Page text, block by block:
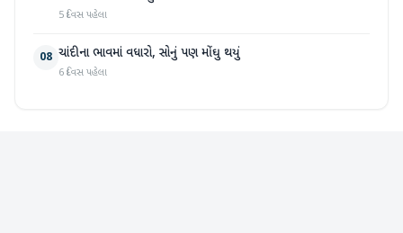
5 દિવસ પહેલા
08 ચાંદીના ભાવમાં વધારો, સોનું પણ મોંઘુ થયું
6 દિવસ પહેલા